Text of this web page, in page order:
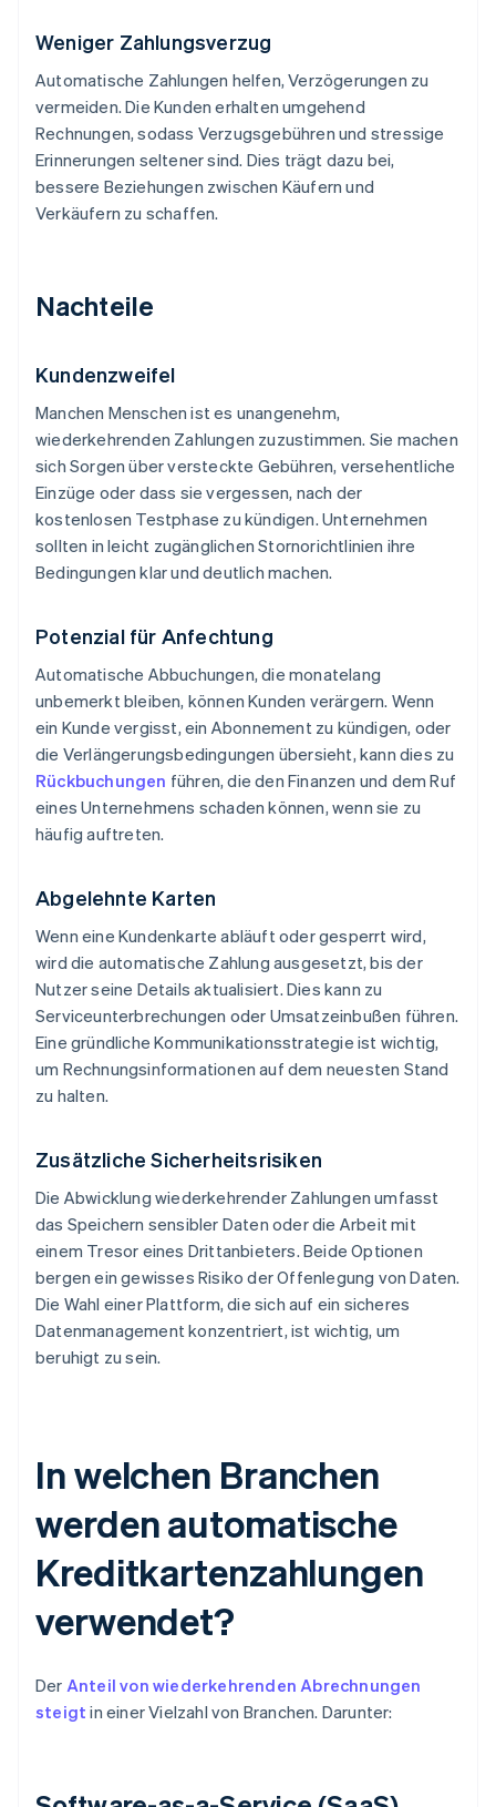
Weniger Zahlungsverzug
Automatische Zahlungen helfen, Verzögerungen zu
vermeiden. Die Kunden erhalten umgehend
Rechnungen, sodass Verzugsgebühren und stressige
Erinnerungen seltener sind. Dies trägt dazu bei,
bessere Beziehungen zwischen Käufern und
Verkäufern zu schaffen.
Nachteile
Kundenzweifel
Manchen Menschen ist es unangenehm,
wiederkehrenden Zahlungen zuzustimmen. Sie machen
sich Sorgen über versteckte Gebühren, versehentliche
Einzüge oder dass sie vergessen, nach der
kostenlosen Testphase zu kündigen. Unternehmen
sollten in leicht zugänglichen Stornorichtlinien ihre
Bedingungen klar und deutlich machen.
Potenzial für Anfechtung
Automatische Abbuchungen, die monatelang
unbemerkt bleiben, können Kunden verärgern. Wenn
ein Kunde vergisst, ein Abonnement zu kündigen, oder
die Verlängerungsbedingungen übersieht, kann dies zu
Rückbuchungen führen, die den Finanzen und dem Ruf
eines Unternehmens schaden können, wenn sie zu
häufig auftreten.
Abgelehnte Karten
Wenn eine Kundenkarte abläuft oder gesperrt wird,
wird die automatische Zahlung ausgesetzt, bis der
Nutzer seine Details aktualisiert. Dies kann zu
Serviceunterbrechungen oder Umsatzeinbußen führen.
Eine gründliche Kommunikationsstrategie ist wichtig,
um Rechnungsinformationen auf dem neuesten Stand
zu halten.
Zusätzliche Sicherheitsrisiken
Die Abwicklung wiederkehrender Zahlungen umfasst
das Speichern sensibler Daten oder die Arbeit mit
einem Tresor eines Drittanbieters. Beide Optionen
bergen ein gewisses Risiko der Offenlegung von Daten.
Die Wahl einer Plattform, die sich auf ein sicheres
Datenmanagement konzentriert, ist wichtig, um
beruhigt zu sein.
In welchen Branchen
werden automatische
Kreditkartenzahlungen
verwendet?
Der Anteil von wiederkehrenden Abrechnungen
steigt in einer Vielzahl von Branchen. Darunter: